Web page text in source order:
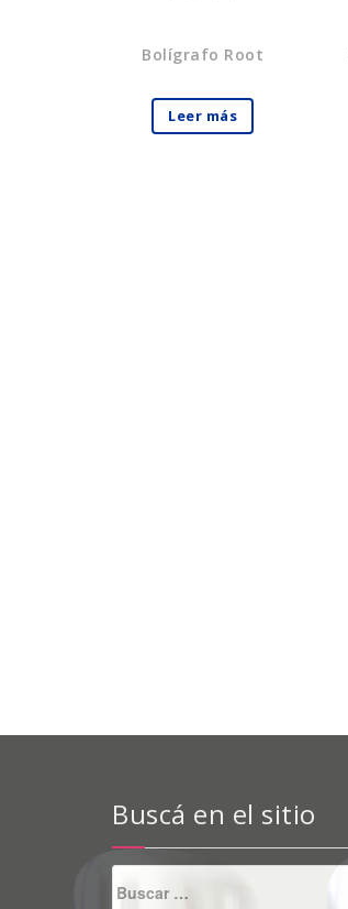
Bolígrafo Root
Leer más
Buscá en el sitio